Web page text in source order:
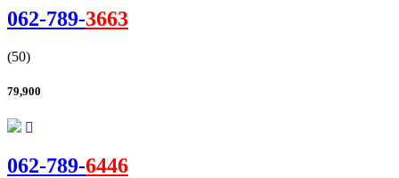
062-789-3663
(50)
79,900
062-789-6446